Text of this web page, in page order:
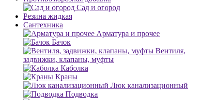
Сад и огород
Резина жидкая
Сантехника
Арматура и прочее
Бачок
Вентиля,
задвижки, клапаны, муфты
Каболка
Краны
Люк канализационный
Подводка